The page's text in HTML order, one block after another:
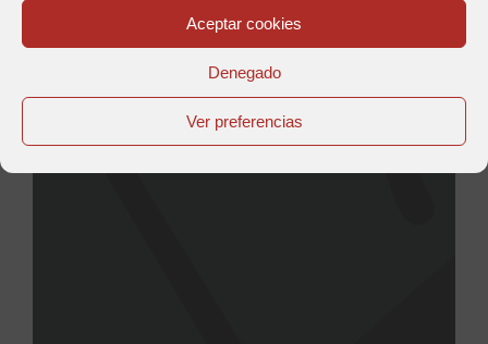
Aceptar cookies
Denegado
Ver preferencias
una buena opción de alojamiento si
su paso por la villa.
Leer más...